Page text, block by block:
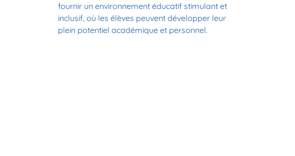
fournir un environnement éducatif stimulant et
inclusif, où les élèves peuvent développer leur
plein potentiel académique et personnel.